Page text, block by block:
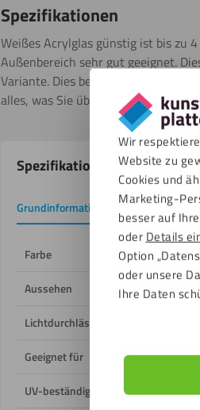
Wir
Website zu
Cookies und
Marketing-
besser auf
oderDetails
Option
oder unsere
Ihre Daten
Spezifikationen
Weißes Acrylglas günstig ist bis zu
Außenbereich sehr gut geeignet.
Variante. Dies bedeutet, dass es zu
alles, was Sie über Weißes Budget –
Produkteigenschaften
Spezifikationen
Grundinformation Downloads
Farbe
Aussehen
Lichtdurchlässigkeit
Geeignet für
UV-beständig